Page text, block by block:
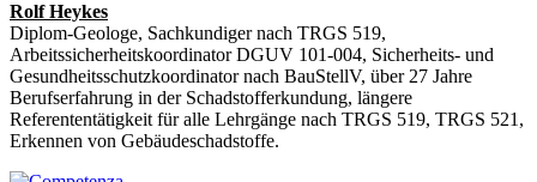
Rolf Heykes
Diplom-Geologe, Sachkundiger nach TRGS 519,
Arbeitssicherheitskoordinator DGUV 101-004, Sicherheits- und
Gesundheitsschutzkoordinator nach BauStellV, über 27 Jahre
Berufserfahrung in der Schadstofferkundung, längere
Referententätigkeit für alle Lehrgänge nach TRGS 519, TRGS 521,
Erkennen von Gebäudeschadstoffe.